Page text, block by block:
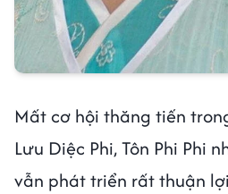
Mất cơ hội thăng tiến
Lưu Diệc Phi, Tôn Phi Phi
vẫn phát triển rất thuận